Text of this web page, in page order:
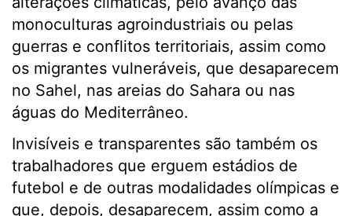
monoculturas agroindustriais ou pelas
guerras e conflitos territoriais, assim como
os migrantes vulneráveis, que desaparecem
no Sahel, nas areias do Sahara ou nas
águas do Mediterrâneo.
Invisíveis e transparentes são também os
trabalhadores que erguem estádios de
futebol e de outras modalidades olímpicas e
que, depois, desaparecem, assim como a